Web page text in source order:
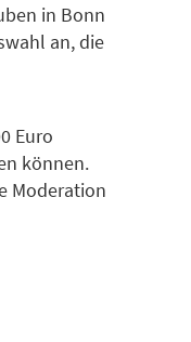
in Bonn
an, die
Euro
können.
Moderation